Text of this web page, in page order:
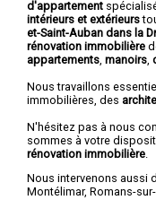
d'appartement
intérieurs et extérieurs
et-Saint-Auban dans la
rénovation immobilière
appartements manoirs
Nous travaillons
immobilières, des
N'hésitez pas à nous
sommes à votre
rénovation immobilière
Nous intervenons aussi
Montélimar, Romans-